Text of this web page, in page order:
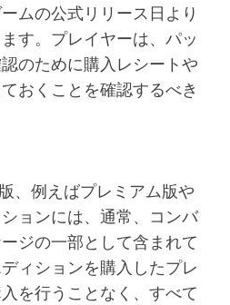
ムの公式リリース日より
す。プレイヤーは、パッ
のために購入レシートや
おくことを確認するべき
版、例えばプレミアム版や
ョンには、通常、コンバ
ジの一部として含まれて
ィションを購入したプレ
を行うことなく、すべて